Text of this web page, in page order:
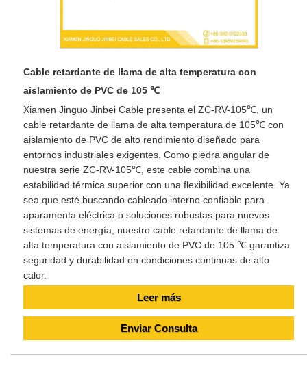
Cable retardante de llama de alta temperatura con
aislamiento de PVC de 105 ℃
Xiamen Jinguo Jinbei Cable presenta el ZC-RV-105℃, un
cable retardante de llama de alta temperatura de 105℃ con
aislamiento de PVC de alto rendimiento diseñado para
entornos industriales exigentes. Como piedra angular de
nuestra serie ZC-RV-105℃, este cable combina una
estabilidad térmica superior con una flexibilidad excelente. Ya
sea que esté buscando cableado interno confiable para
aparamenta eléctrica o soluciones robustas para nuevos
sistemas de energía, nuestro cable retardante de llama de
alta temperatura con aislamiento de PVC de 105 ℃ garantiza
seguridad y durabilidad en condiciones continuas de alto
calor.
Leer más
Enviar Consulta